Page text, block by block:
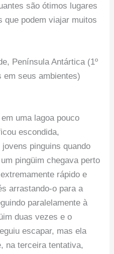
são ótimos lugares
que podem viajar muitos
Península Antártica (1º
em seus ambientes)
uma lagoa pouco
escondida,
pinguins quando
pingüim chegava perto
rápido e
arrastando-o para a
paralelamente à
duas vezes e o
escapar, mas ela
na terceira tentativa,